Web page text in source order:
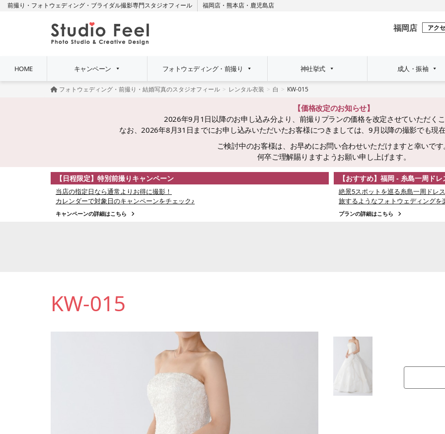
前撮り・フォトウェディング・ブライダル撮影専門スタジオフィール 福岡店 ・ 熊本店 ・ 鹿児島店
福岡店 アク
HOME キャンペーン フォトウェディング・前撮り 神社挙式 成人・振袖
フォトウェディング・前撮り・結婚写真のスタジオフィール レンタル衣装 白 KW-015
【価格改定のお知らせ】
2026年9月1日以降のお申し込み分より、前撮りプランの価格を改定させていただくこ
なお、2026年8月31日までにお申し込みいただいたお客様につきましては、9月以降の撮影でも現
ご検討中のお客様は、お早めにお問い合わせいただけますと幸いです
何卒ご理解賜りますようお願い申し上げます。
【日程限定】特別前撮りキャンペーン
当店の指定日なら通常よりお得に撮影！
カレンダーで対象日のキャンペーンをチェック♪
キャンペーンの詳細はこちら
【おすすめ】福岡 - 糸島一周ド
絶景5スポットを巡る糸島一周ドレ
旅するようなフォトウェディングを
プランの詳細はこちら
KW-015